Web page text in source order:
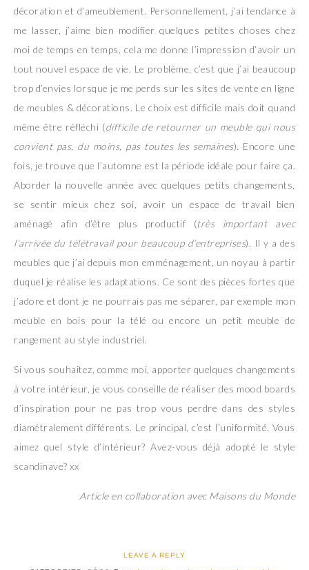
décoration et d’ameublement. Personnellement, j’ai tendance à
me lasser, j’aime bien modifier quelques petites choses chez
moi de temps en temps, cela me donne l’impression d’avoir un
tout nouvel espace de vie. Le problème, c’est que j’ai beaucoup
trop d’envies lorsque je me perds sur les sites de vente en ligne
de meubles & décorations. Le choix est difficile mais doit quand
même être réfléchi (difficile de retourner un meuble qui nous
convient pas, du moins, pas toutes les semaines). Encore une
fois, je trouve que l’automne est la période idéale pour faire ça.
Aborder la nouvelle année avec quelques petits changements,
se sentir mieux chez soi, avoir un espace de travail bien
aménagé afin d’être plus productif (très important avec
l’arrivée du télétravail pour beaucoup d’entreprises). Il y a des
meubles que j’ai depuis mon emménagement, un noyau à partir
duquel je réalise les adaptations. Ce sont des pièces fortes que
j’adore et dont je ne pourrais pas me séparer, par exemple mon
meuble en bois pour la télé ou encore un petit meuble de
rangement au style industriel.
Si vous souhaitez, comme moi, apporter quelques changements
à votre intérieur, je vous conseille de réaliser des mood boards
d’inspiration pour ne pas trop vous perdre dans des styles
diamétralement différents. Le principal, c’est l’uniformité. Vous
aimez quel style d’intérieur? Avez-vous déjà adopté le style
scandinave? xx
Article en collaboration avec Maisons du Monde
LEAVE A REPLY